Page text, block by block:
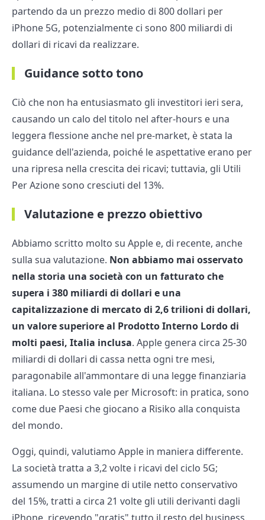
partendo da un prezzo medio di 800 dollari per
iPhone 5G, potenzialmente ci sono 800 miliardi di
dollari di ricavi da realizzare.
Guidance sotto tono
Ciò che non ha entusiasmato gli investitori ieri sera,
causando un calo del titolo nel after-hours e una
leggera flessione anche nel pre-market, è stata la
guidance dell'azienda, poiché le aspettative erano per
una ripresa nella crescita dei ricavi; tuttavia, gli Utili
Per Azione sono cresciuti del 13%.
Valutazione e prezzo obiettivo
Abbiamo scritto molto su Apple e, di recente, anche
sulla sua valutazione. Non abbiamo mai osservato
nella storia una società con un fatturato che
supera i 380 miliardi di dollari e una
capitalizzazione di mercato di 2,6 trilioni di dollari,
un valore superiore al Prodotto Interno Lordo di
molti paesi, Italia inclusa. Apple genera circa 25-30
miliardi di dollari di cassa netta ogni tre mesi,
paragonabile all'ammontare di una legge finanziaria
italiana. Lo stesso vale per Microsoft: in pratica, sono
come due Paesi che giocano a Risiko alla conquista
del mondo.
Oggi, quindi, valutiamo Apple in maniera differente.
La società tratta a 3,2 volte i ricavi del ciclo 5G;
assumendo un margine di utile netto conservativo
del 15%, tratti a circa 21 volte gli utili derivanti dagli